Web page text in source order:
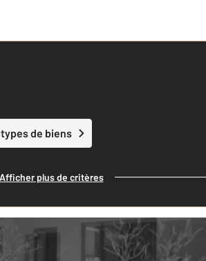
de biens
Afficher plus de critères